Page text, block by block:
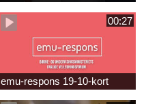
00:27
emu-respons 19-10-kort